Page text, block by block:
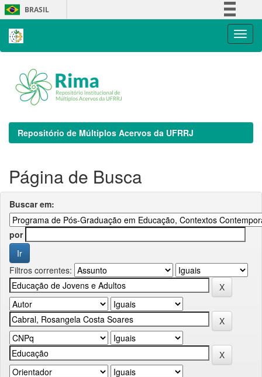
Skip
navigation
BRASIL
Repositório de Múltiplos Acervos da UFRRJ
Página de Busca
Buscar em:
por
Filtros correntes: